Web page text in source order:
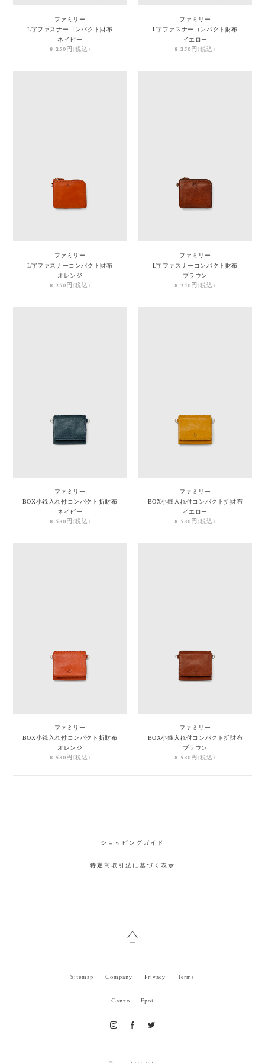
ファミリー
L字ファスナーコンパクト財布
ネイビー
8,250円 (税込)
ファミリー
L字ファスナーコンパクト財布
イエロー
8,250円(税込)
ファミリー
L字ファスナーコンパクト財布
オレンジ
8,250円 (税込)
ファミリー
L字ファスナーコンパクト財布
ブラウン
8,250円(税込)
ファミリー
BOX小銭入れ付コンパクト折財布
ネイビー
8,580円 (税込)
ファミリー
BOX小銭入れ付コンパクト折財布
イエロー
8,580円(税込)
ファミリー
BOX小銭入れ付コンパクト折財布
オレンジ
8,580円 (税込)
ファミリー
BOX小銭入れ付コンパクト折財布
ブラウン
8,580円(税込)
ショッピングガイド
特定商取引法に基づく表示
Sitemap Company Privacy Terms
Ganzo Epoi